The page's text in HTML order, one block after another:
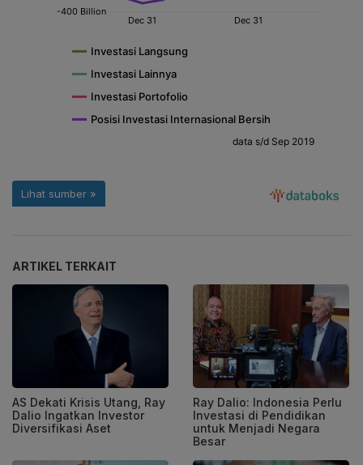
ARTIKEL TERKAIT
AS Dekati Krisis Utang, Ray
Dalio Ingatkan Investor
Diversifikasi Aset
Ray Dalio: Indonesia Perlu
Investasi di Pendidikan
untuk Menjadi Negara
Besar